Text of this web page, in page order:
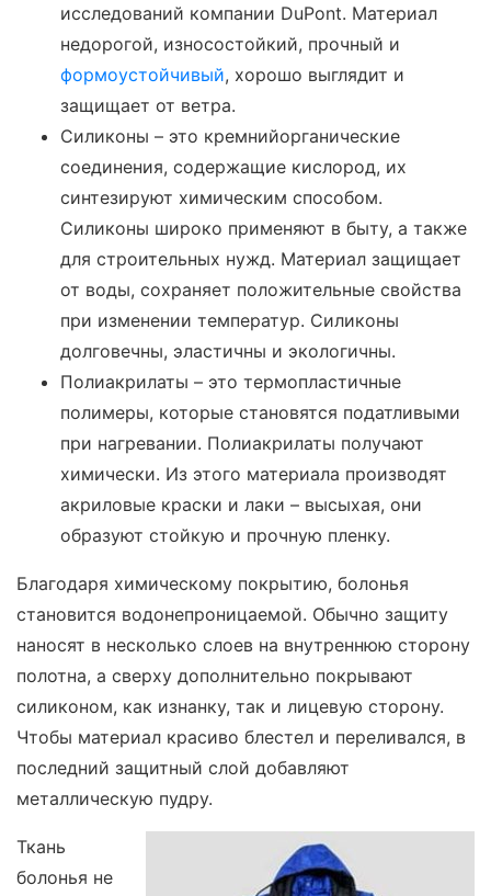
исследований компании DuPont. Материал
недорогой, износостойкий, прочный и
формоустойчивый, хорошо выглядит и
защищает от ветра.
Силиконы – это кремнийорганические
соединения, содержащие кислород, их
синтезируют химическим способом.
Силиконы широко применяют в быту, а также
для строительных нужд. Материал защищает
от воды, сохраняет положительные свойства
при изменении температур. Силиконы
долговечны, эластичны и экологичны.
Полиакрилаты – это термопластичные
полимеры, которые становятся податливыми
при нагревании. Полиакрилаты получают
химически. Из этого материала производят
акриловые краски и лаки – высыхая, они
образуют стойкую и прочную пленку.
Благодаря химическому покрытию, болонья
становится водонепроницаемой. Обычно защиту
наносят в несколько слоев на внутреннюю сторону
полотна, а сверху дополнительно покрывают
силиконом, как изнанку, так и лицевую сторону.
Чтобы материал красиво блестел и переливался, в
последний защитный слой добавляют
металлическую пудру.
Ткань
болонья не